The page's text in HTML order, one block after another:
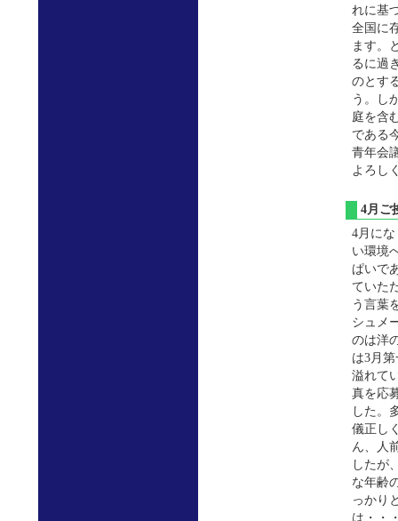
れに基
全国に
ます。
るに過
のとす
う。し
庭を含
である
青年会
よろし
4月
4月に
い環境
ぱいで
ていた
う言葉
シュメ
のは洋
は3月
溢れて
真を応
した。
儀正し
ん、人
したが
な年齢
っかり
は・・